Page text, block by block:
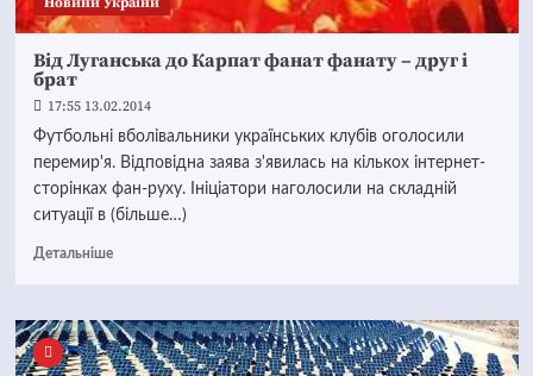
Від Луганська до Карпат фанат фанату – друг і
брат
17:55 13.02.2014
Футбольні вболівальники українських клубів оголосили
перемир'я. Відповідна заява з'явилась на кількох інтернет-
сторінках фан-руху. Ініціатори наголосили на складній
ситуації в (більше…)
Детальніше